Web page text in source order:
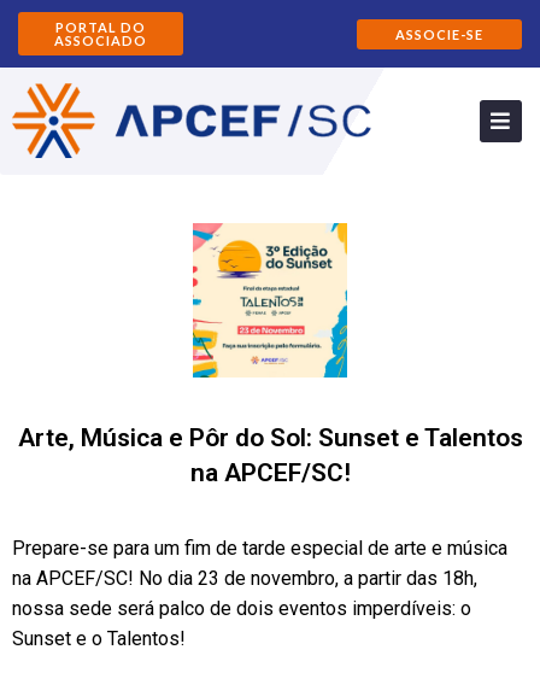
PORTAL DO
ASSOCIADO
ASSOCIE-SE
Arte, Música e Pôr do Sol: Sunset e Talentos
na APCEF/SC!
Prepare-se para um fim de tarde especial de arte e música
na APCEF/SC! No dia 23 de novembro, a partir das 18h,
nossa sede será palco de dois eventos imperdíveis: o
Sunset e o Talentos!